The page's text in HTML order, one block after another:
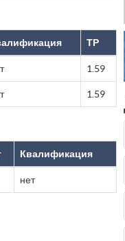
ТР
1.59
1.59
Квалификация
нет